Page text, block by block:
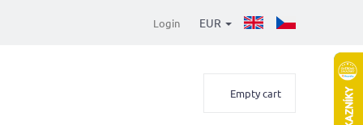
EUR
Login
Shopping
Empty cart